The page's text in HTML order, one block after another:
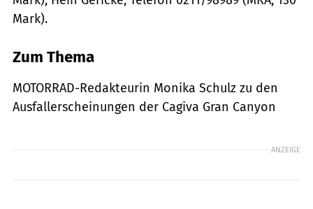
Mark).
Zum Thema
MOTORRAD-Redakteurin Monika Schulz zu den
Ausfallerscheinungen der Cagiva Gran Canyon
ANZEIGE